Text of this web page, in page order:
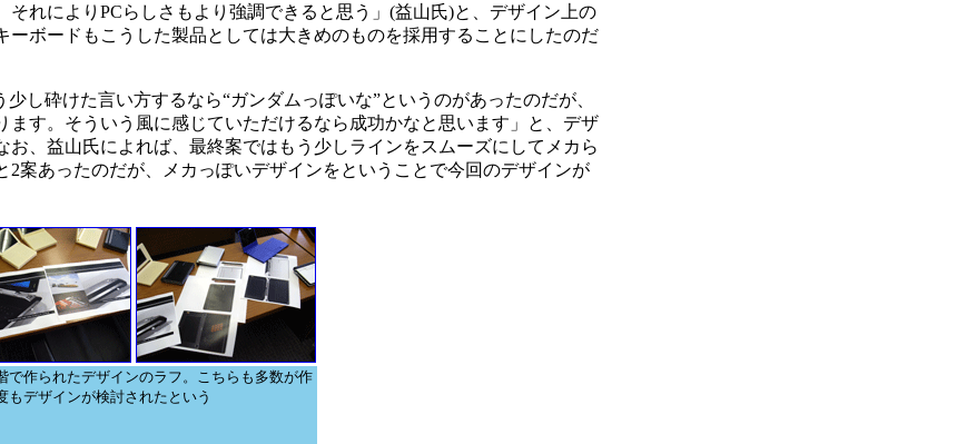
れによりPCらしさもより強調できると思う」(益山氏)と、デザイン上の
ボードもこうした製品としては大きめのものを採用することにしたのだ
し砕けた言い方するなら“ガンダムっぽいな”というのがあったのだが、
す。そういう風に感じていただけるなら成功かなと思います」と、デザ
、益山氏によれば、最終案ではもう少しラインをスムーズにしてメカら
案あったのだが、メカっぽいデザインをということで今回のデザインが
で作られたデザインのラフ。こちらも多数が作
もデザインが検討されたという